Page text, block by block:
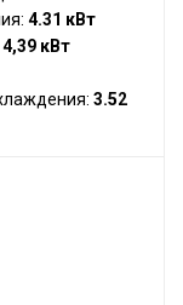
4.31 кВт
4,39 кВт
3.52